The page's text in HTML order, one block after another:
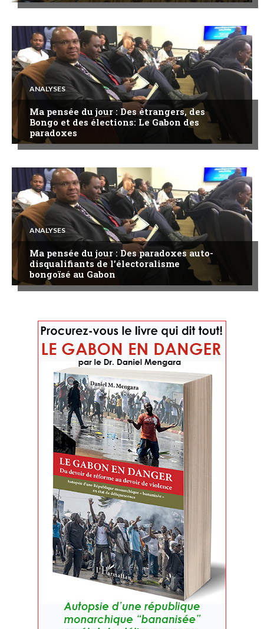
ANALYSES
Ma pensée du jour : Des étrangers, des
Bongo et des élections: Le Gabon des
paradoxes
ANALYSES
Ma pensée du jour : Des paradoxes auto-
disqualifiants de l’électoralisme
bongoïsé au Gabon